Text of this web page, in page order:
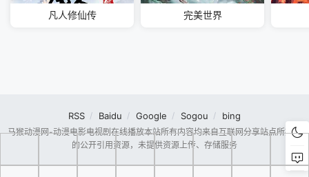
凡人修仙传 完美世界
RSS Baidu Google Sogou bing
马猴动漫网-动漫电影电视剧在线播放本站所有内容均来自互联网分享站点所提供
的公开引用资源，未提供资源上传、存储服务